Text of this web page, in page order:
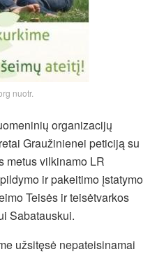
nuotr.
organizacijų
Graužinienei peticiją su
metus vilkinamo LR
ir pakeitimo įstatymo
Teisės ir teisėtvarkos
Sabatauskui.
užsitęsė nepateisinamai